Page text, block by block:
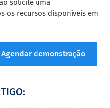
solicite uma
os recursos disponíveis em
Agendar demonstração